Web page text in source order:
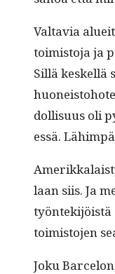
Val­tavia
toimis­to­ja ja
Sil­lä keskel­lä
dol­lisu­us oli
essä.
laan siis. Ja
työn­tek­i­jöistä
toimis­to­jen
Joku